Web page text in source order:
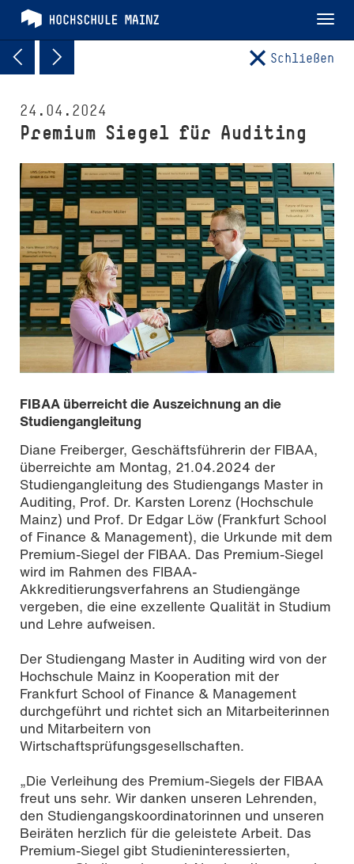
Schließen
24.04.2024
Premium Siegel für Auditing
Diane Freiberger, Geschäftsführerin der FIBAA und Prof.
Dr. Karsten Lorenz, Studiengangsleiter Master of Auditing
FIBAA überreicht die Auszeichnung an die
Studiengangleitung
Diane Freiberger, Geschäftsführerin der FIBAA,
überreichte am Montag, 21.04.2024 der
Studiengangleitung des Studiengangs Master in
Auditing, Prof. Dr. Karsten Lorenz (Hochschule
Mainz) und Prof. Dr Edgar Löw (Frankfurt School
of Finance & Management), die Urkunde mit dem
Premium-Siegel der FIBAA. Das Premium-Siegel
wird im Rahmen des FIBAA-
Akkreditierungsverfahrens an Studiengänge
vergeben, die eine exzellente Qualität in Studium
und Lehre aufweisen.
Der Studiengang Master in Auditing wird von der
Hochschule Mainz in Kooperation mit der
Frankfurt School of Finance & Management
durchgeführt und richtet sich an Mitarbeiterinnen
und Mitarbeitern von
Wirtschaftsprüfungsgesellschaften.
„Die Verleihung des Premium-Siegels der FIBAA
freut uns sehr. Wir danken unseren Lehrenden,
den Studiengangskoordinatorinnen und unseren
Beiräten herzlich für die geleistete Arbeit. Das
Premium-Siegel gibt Studieninteressierten,